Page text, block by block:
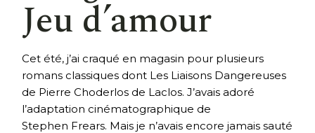
Jeu d’amour
Cet été, j’ai craqué en magasin pour plusieurs
romans classiques dont Les Liaisons Dangereuses
de Pierre Choderlos de Laclos. J’avais adoré
l’adaptation cinématographique de
Stephen Frears. Mais je n’avais encore jamais sauté